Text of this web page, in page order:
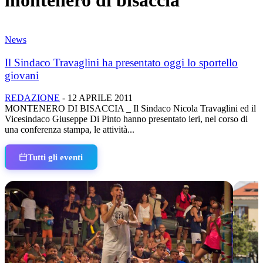
News
Il Sindaco Travaglini ha presentato oggi lo sportello
giovani
REDAZIONE - 12 APRILE 2011
MONTENERO DI BISACCIA _ Il Sindaco Nicola Travaglini ed il
Vicesindaco Giuseppe Di Pinto hanno presentato ieri, nel corso di
una conferenza stampa, le attività...
Tutti gli eventi